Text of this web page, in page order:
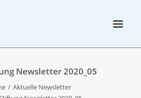
Newsletter 2020_05
Aktuelle Newsletter